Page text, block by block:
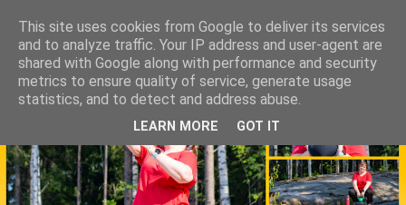
This site uses cookies from Google to deliver its services
and to analyze traffic. Your IP address and user-agent are
shared with Google along with performance and security
metrics to ensure quality of service, generate usage
statistics, and to detect and address abuse.
LEARN MORE GOT IT